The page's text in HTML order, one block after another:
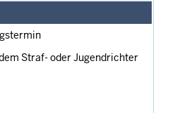
Straf- oder Jugendrichter